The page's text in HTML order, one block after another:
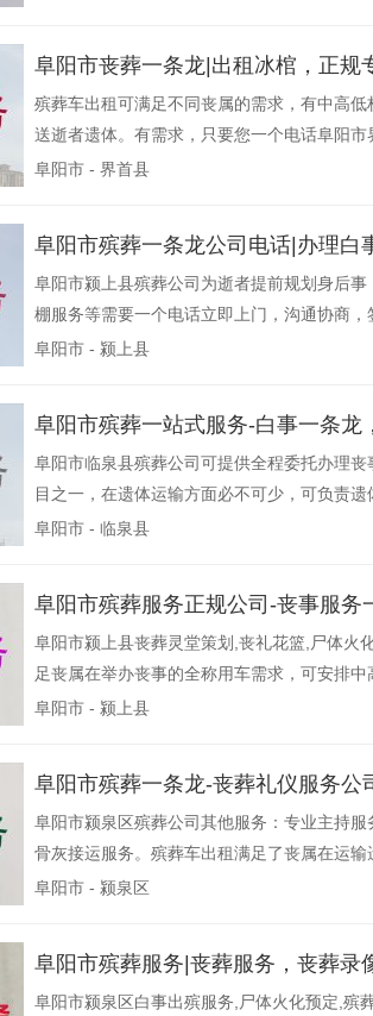
阜阳市丧葬一条龙|出租冰棺，正规
殡葬车出租可满足不同丧属的需求，有中高
送逝者遗体。有需求，只要您一个电话阜阳市
阜阳市 - 界首县
阜阳市殡葬一条龙公司电话|办理白
阜阳市颍上县殡葬公司为逝者提前规划身后
棚服务等需要一个电话立即上门，沟通协商，
阜阳市 - 颍上县
阜阳市殡葬一站式服务-白事一条龙
阜阳市临泉县殡葬公司可提供全程委托办理
目之一，在遗体运输方面必不可少，可负责遗
阜阳市 - 临泉县
阜阳市殡葬服务正规公司-丧事服务
阜阳市颍上县丧葬灵堂策划,丧礼花篮,尸体火
足丧属在举办丧事的全称用车需求，可安排中
阜阳市 - 颍上县
阜阳市殡葬一条龙-丧葬礼仪服务公
阜阳市颍泉区殡葬公司其他服务：专业主持
骨灰接运服务。殡葬车出租满足了丧属在运输
阜阳市 - 颍泉区
阜阳市殡葬服务|丧葬服务，丧葬录
阜阳市颍泉区白事出殡服务,尸体火化预定,殡